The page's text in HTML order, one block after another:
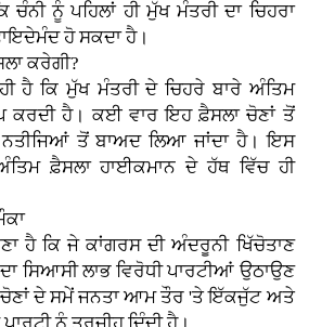
ਨੂੰ ਪਹਿਲਾਂ ਹੀ ਮੁੱਖ ਮੰਤਰੀ ਦਾ ਚਿਹਰਾ
ਹੋ ਸਕਦਾ ਹੈ।
ਕਰੇਗੀ?
ਹੈ ਕਿ ਮੁੱਖ ਮੰਤਰੀ ਦੇ ਚਿਹਰੇ ਬਾਰੇ ਅੰਤਿਮ
ਕਰਦੀ ਹੈ। ਕਈ ਵਾਰ ਇਹ ਫ਼ੈਸਲਾ ਚੋਣਾਂ ਤੋਂ
ਤੋਂ ਬਾਅਦ ਲਿਆ ਜਾਂਦਾ ਹੈ। ਇਸ
ਫ਼ੈਸਲਾ ਹਾਈਕਮਾਨ ਦੇ ਹੱਥ ਵਿੱਚ ਹੀ
ਹੈ ਕਿ ਜੇ ਕਾਂਗਰਸ ਦੀ ਅੰਦਰੂਨੀ ਖਿੱਚੋਤਾਣ
ਸਿਆਸੀ ਲਾਭ ਵਿਰੋਧੀ ਪਾਰਟੀਆਂ ਉਠਾਉਣ
ਦੇ ਸਮੇਂ ਜਨਤਾ ਆਮ ਤੌਰ 'ਤੇ ਇੱਕਜੁੱਟ ਅਤੇ